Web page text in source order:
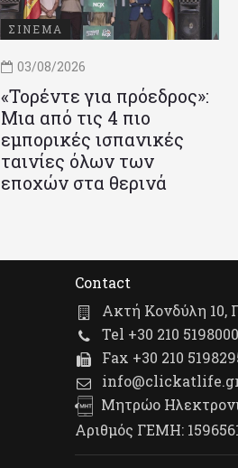
ΣΙΝΕΜΑ
03/08/2026
«Τορέντε για πρόεδρος»:
Mια από τις 4 πιο
εμπορικές ισπανικές
ταινίες όλων των
εποχών στα θερινά
Contact
Ακτή Κονδύλη 10,
Tel +30 210 5198000
Fax +30 210
Μητρώο
Αριθμός ΓΕΜΗ: